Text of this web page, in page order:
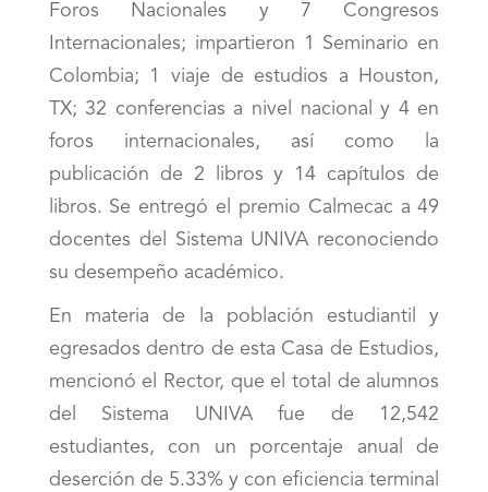
Foros Nacionales y 7 Congresos
Internacionales; impartieron 1 Seminario en
Colombia; 1 viaje de estudios a Houston,
TX; 32 conferencias a nivel nacional y 4 en
foros internacionales, así como la
publicación de 2 libros y 14 capítulos de
libros. Se entregó el premio Calmecac a 49
docentes del Sistema UNIVA reconociendo
su desempeño académico.
En materia de la población estudiantil y
egresados dentro de esta Casa de Estudios,
mencionó el Rector, que el total de alumnos
del Sistema UNIVA fue de 12,542
estudiantes, con un porcentaje anual de
deserción de 5.33% y con eficiencia terminal